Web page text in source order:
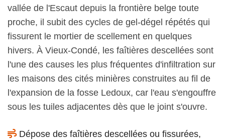
vallée de l'Escaut depuis la frontière belge toute
proche, il subit des cycles de gel-dégel répétés qui
fissurent le mortier de scellement en quelques
hivers. À Vieux-Condé, les faîtières descellées sont
l'une des causes les plus fréquentes d'infiltration sur
les maisons des cités minières construites au fil de
l'expansion de la fosse Ledoux, car l'eau s'engouffre
sous les tuiles adjacentes dès que le joint s'ouvre.
Dépose des faîtières descellées ou fissurées,